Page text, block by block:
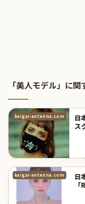
「美人モデル」に
kaigai-antenna.com
日
ス
kaigai-antenna.com
日